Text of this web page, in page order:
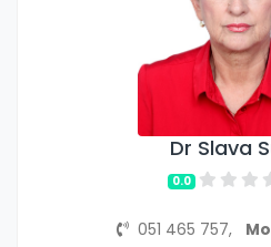
Dr Slava
0.0
051 465 757,